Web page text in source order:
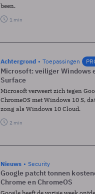
been.
1 min
Achtergrond Toepassingen
Microsoft: veiliger Windows
Surface
Microsoft verweert zich tegen
ChromeOS met Windows 10 S,
zong als Windows 10 Cloud.
2 min
Nieuws Security
Google patcht tonnen
Chrome en ChromeOS